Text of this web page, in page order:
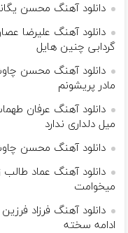
دانلود آهنگ محسن
دانلود آهنگ علیرضا
گردابی چنین هایل
دانلود آهنگ محسن
مادر پریشونم
دانلود آهنگ عرفان
میل دلداری ندارد
دانلود آهنگ محسن
دانلود آهنگ عماد طالب
میخوامت
دانلود آهنگ فرزاد
ادامه سخته